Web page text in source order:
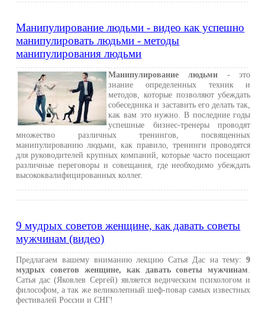
Манипулирование людьми - видео как успешно
манипулировать людьми - методы
манипулирования людьми
Манипулирование людьми- это
знание определенных техник и
методов, которые позволяют убеждать
собеседника и заставить его делать так,
как вам это нужно. В последние годы
успешные бизнес-тренеры проводят
множество различных тренингов, посвященных
манипулированию людьми, как правило, тренинги проводятся
для руководителей крупных компаний, которые часто посещают
различные переговоры и совещания, где необходимо убеждать
высококвалифицированных коллег.
9 мудрых советов женщине, как давать советы
мужчинам (видео)
Предлагаем вашему вниманию лекцию Сатья Дас на тему:9
мудрых советов женщине, как давать советы мужчинам
Сатья дас (Яковлев Сергей) является ведическим психологом и
философом, а так же великолепный шеф-повар самых известных
фестивалей России и СНГ!